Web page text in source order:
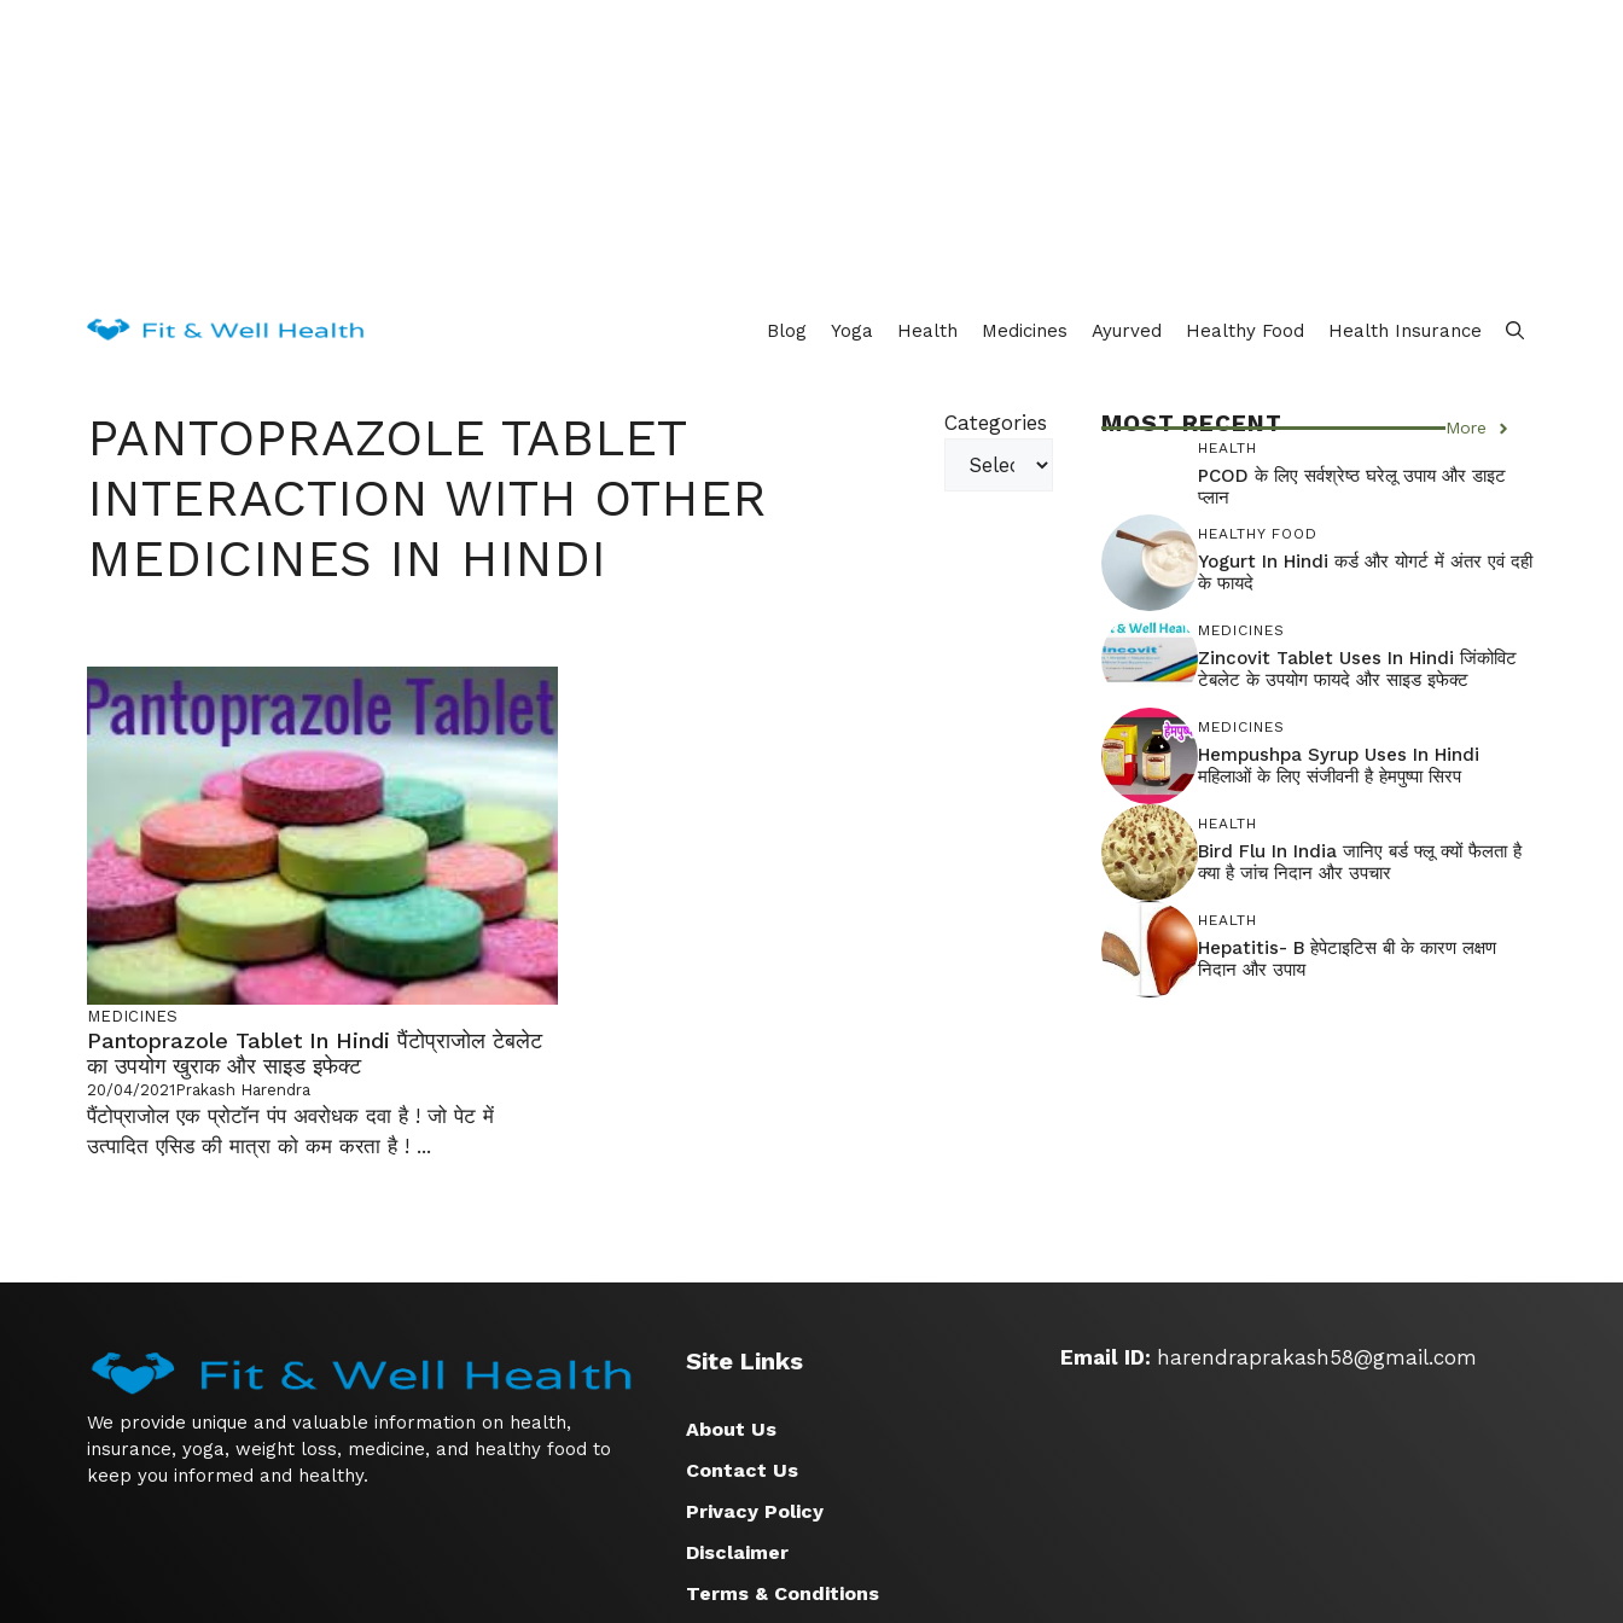
Blog Yoga Health Medicines Ayurved Healthy Food Health Insurance
PANTOPRAZOLE TABLET
INTERACTION WITH OTHER
MEDICINES IN HINDI
Categories
MEDICINES
Pantoprazole Tablet In Hindi पैंटोप्राजोल टेबलेट
का उपयोग खुराक और साइड इफेक्ट
20/04/2021Prakash Harendra
पैंटोप्राजोल एक प्रोटॉन पंप अवरोधक दवा है ! जो पेट में
उत्पादित एसिड की मात्रा को कम करता है ! ...
MOST RECENT More
HEALTH
PCOD के लिए सर्वश्रेष्ठ घरेलू उपाय और डाइट
प्लान
HEALTHY FOOD
Yogurt In Hindi कर्ड और योगर्ट में अंतर एवं दही
के फायदे
MEDICINES
Zincovit Tablet Uses In Hindi जिंकोविट
टेबलेट के उपयोग फायदे और साइड इफेक्ट
MEDICINES
Hempushpa Syrup Uses In Hindi
महिलाओं के लिए संजीवनी है हेमपुष्पा सिरप
HEALTH
Bird Flu In India जानिए बर्ड फ्लू क्यों फैलता है
क्या है जांच निदान और उपचार
HEALTH
Hepatitis- B हेपेटाइटिस बी के कारण लक्षण
निदान और उपाय
We provide unique and valuable information on health,
insurance, yoga, weight loss, medicine, and healthy food to
keep you informed and healthy.
Site Links
About Us
Contact Us
Privacy Policy
Disclaimer
Terms & Conditions
Email ID: harendraprakash58@gmail.com